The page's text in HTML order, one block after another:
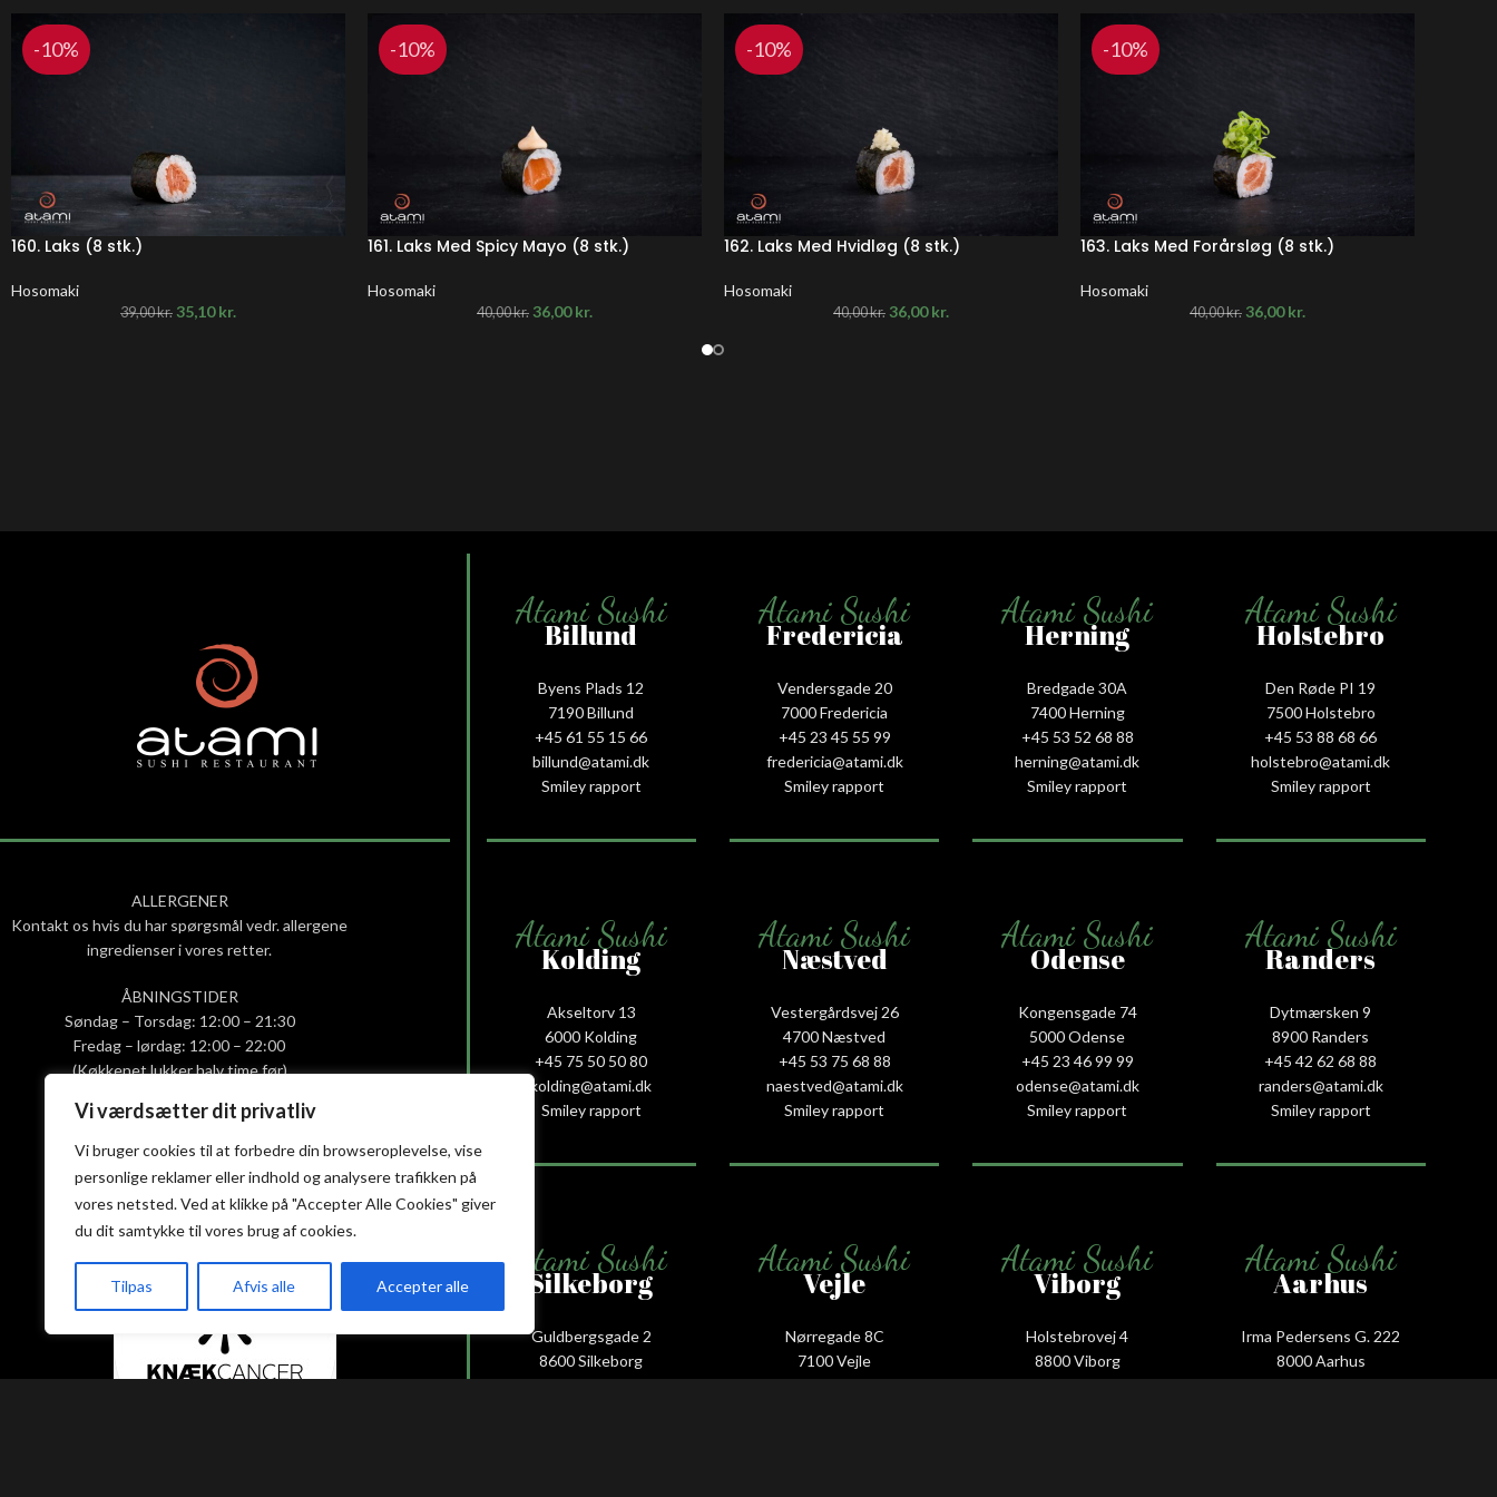
Vi værdsætter dit privatliv
Vi bruger cookies til at forbedre din browseroplevelse, vise
personlige reklamer eller indhold og analysere trafikken på
vores netsted. Ved at klikke på "Accepter Alle Cookies" giver
du dit samtykke til vores brug af cookies.
Tilpas Afvis alle Accepter alle
-10%
160. Laks (8 stk.)
Hosomaki
39,00kr. 35,10kr.
-10%
161. Laks Med Spicy Mayo (8 stk.)
Hosomaki
40,00kr. 36,00kr.
-10%
162. Laks Med Hvidløg (8 stk.)
Hosomaki
40,00kr. 36,00kr.
-10%
163. Laks Med Forårsløg (8 stk.)
Hosomaki
40,00kr. 36,00kr.
ALLERGENER
Kontakt os hvis du har spørgsmål vedr. allergene
ingredienser i vores retter.
ÅBNINGSTIDER
Søndag – Torsdag: 12:00 – 21:30
Fredag – lørdag: 12:00 – 22:00
(Køkkenet lukker halv time før)
Privatlivs- og cookiepolitik
Handelsbetingelser
Atami Sushi
Billund
Byens Plads 12
7190 Billund
+45 61 55 15 66‬
billund@atami.dk
Smiley rapport
Atami Sushi
Fredericia
Vendersgade 20
7000 Fredericia
+45 23 45 55 99
fredericia@atami.dk
Smiley rapport
Atami Sushi
Herning
Bredgade 30A
7400 Herning
+45 53 52 68 88
herning@atami.dk
Smiley rapport
Atami Sushi
Holstebro
Den Røde PI 19
7500 Holstebro
+45 53 88 68 66
holstebro@atami.dk
Smiley rapport
Atami Sushi
Kolding
Akseltorv 13
6000 Kolding
+45 75 50 50 80
kolding@atami.dk
Smiley rapport
Atami Sushi
Næstved
Vestergårdsvej 26
4700 Næstved
+45 53 75 68 88
naestved@atami.dk
Smiley rapport
Atami Sushi
Odense
Kongensgade 74
5000 Odense
+45 23 46 99 99
odense@atami.dk
Smiley rapport
Atami Sushi
Randers
Dytmærsken 9
8900 Randers
+45 42 62 68 88
randers@atami.dk
Smiley rapport
Atami Sushi
Silkeborg
Guldbergsgade 2
8600 Silkeborg
+45 53 66 58 88
Atami Sushi
Vejle
Nørregade 8C
7100 Vejle
+45 75 88 55 55
Atami Sushi
Viborg
Holstebrovej 4
8800 Viborg
+45 53 58 00 88
Atami Sushi
Aarhus
Irma Pedersens G. 222
8000 Aarhus
+45 31 16 68 88